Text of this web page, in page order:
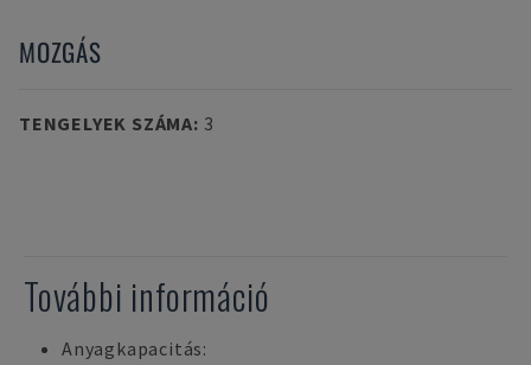
MOZGÁS
TENGELYEK SZÁMA: 3
További információ
Anyagkapacitás: